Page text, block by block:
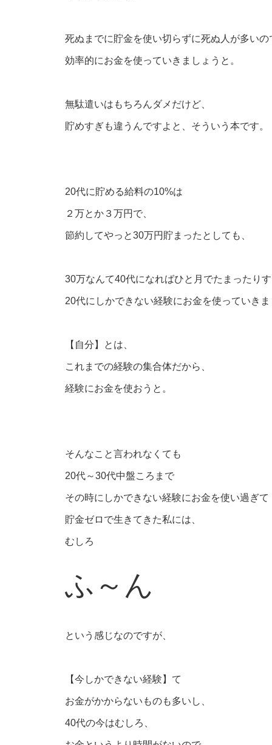
死ぬまでに貯金を使い切らずに死ぬ人が多いの
効率的にお金を使っていきましょうと。
無駄遣いはもちろんダメだけど、
貯めすぎも違うんですよと、そういう本です。
20代に貯める給料の10%は
２万とか３万円で、
節約してやっと30万円貯まったとしても、
30万なんて40代になればひと月でたまったり
20代にしかできない経験にお金を使っていき
【自分】とは、
これまでの経験の集合体だから、
経験にお金を使おうと。
そんなこと言われなくても
20代～30代中盤ころまで
その時にしかできない経験にお金を使い過ぎて
貯金ゼロで生きてきた私には、
むしろ
ふ～ん
という感じなのですが、
【今しかできない経験】て
お金がかからないものも多いし、
40代の今はむしろ、